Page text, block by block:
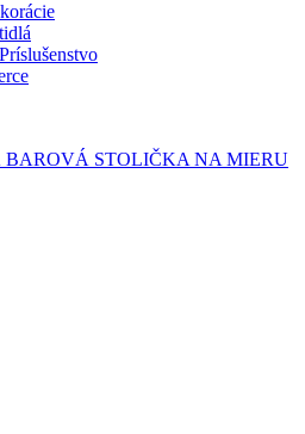
Príslušenstvo
STOLIČKA NA MIERU